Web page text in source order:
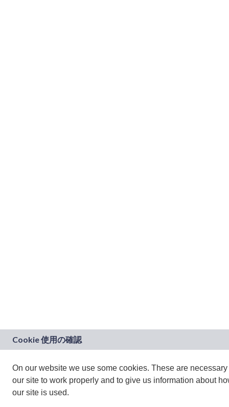
On our website we use some cookies. These are necessary
our site to work properly and to give us information about
our site is used.